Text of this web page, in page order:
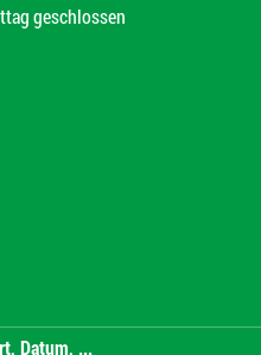
Datum, ...
geschlossen